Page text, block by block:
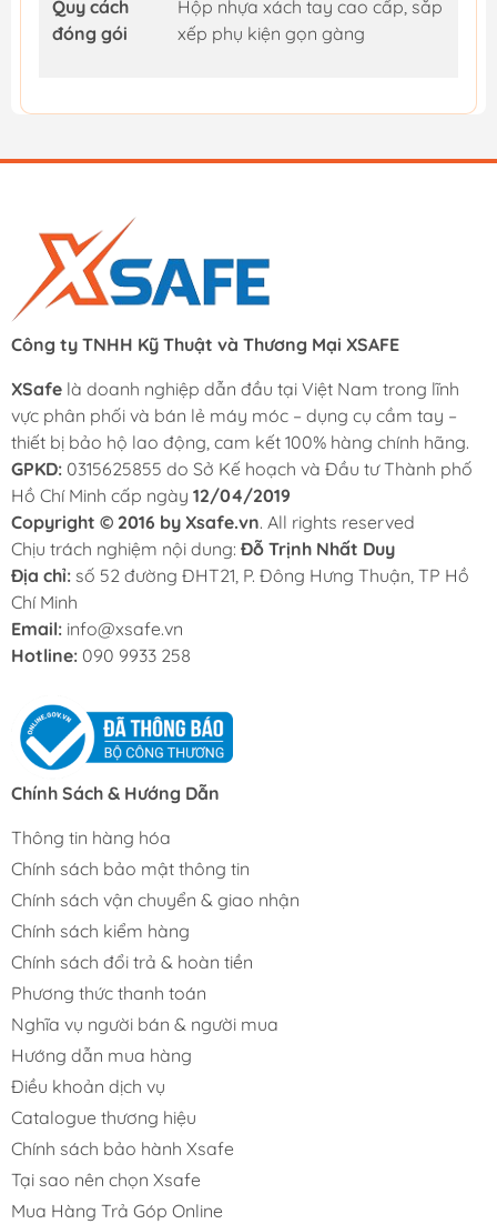
Quy cách
đóng gói
Hộp nhựa xách tay cao cấp, sắp
xếp phụ kiện gọn gàng
Công ty TNHH Kỹ Thuật và Thương Mại XSAFE
XSafe là doanh nghiệp dẫn đầu tại Việt Nam trong lĩnh
vực phân phối và bán lẻ máy móc – dụng cụ cầm tay –
thiết bị bảo hộ lao động, cam kết 100% hàng chính hãng.
GPKD: 0315625855 do Sở Kế hoạch và Đầu tư Thành phố
Hồ Chí Minh cấp ngày 12/04/2019
Copyright © 2016 by Xsafe.vn. All rights reserved
Chịu trách nghiệm nội dung: Đỗ Trịnh Nhất Duy
Địa chỉ: số 52 đường ĐHT21, P. Đông Hưng Thuận, TP Hồ
Chí Minh
Email: info@xsafe.vn
Hotline: 090 9933 258
Chính Sách & Hướng Dẫn
Thông tin hàng hóa
Chính sách bảo mật thông tin
Chính sách vận chuyển & giao nhận
Chính sách kiểm hàng
Chính sách đổi trả & hoàn tiền
Phương thức thanh toán
Nghĩa vụ người bán & người mua
Hướng dẫn mua hàng
Điều khoản dịch vụ
Catalogue thương hiệu
Chính sách bảo hành Xsafe
Tại sao nên chọn Xsafe
Mua Hàng Trả Góp Online